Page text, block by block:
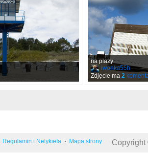
na plaży
iwonka55h
Zdjęcie ma 2
Regulamin i Netykieta Mapa strony